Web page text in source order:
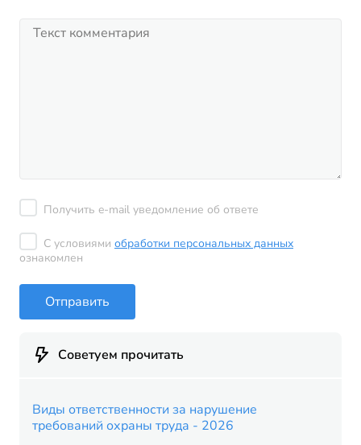
Получить e-mail уведомление об ответе
С условиями обработки персональных данных
ознакомлен
Отправить
Советуем прочитать
Виды ответственности за нарушение
требований охраны труда - 2026